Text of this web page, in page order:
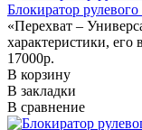
Блокиратор
«Перехват –
характеристики,
17000р.
В корзину
В закладки
В сравнение